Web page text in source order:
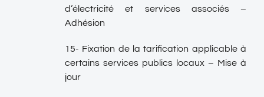
d’électricité et services associés –
Adhésion
15- Fixation de la tarification applicable à
certains services publics locaux – Mise à
jour